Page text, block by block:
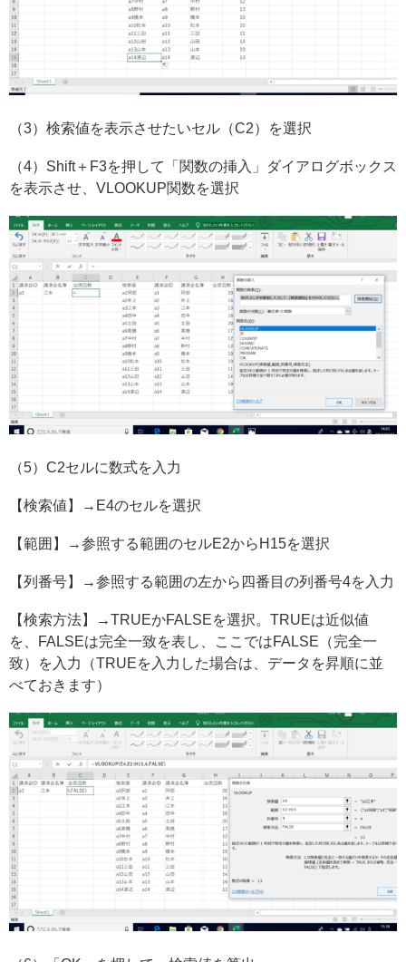
（3）検索値を表示させたいセル（C2）を選択
（4）Shift＋F3を押して「関数の挿入」ダイアログボックス
を表示させ、VLOOKUP関数を選択
（5）C2セルに数式を入力
【検索値】→E4のセルを選択
【範囲】→参照する範囲のセルE2からH15を選択
【列番号】→参照する範囲の左から四番目の列番号4を入力
【検索方法】→TRUEかFALSEを選択。TRUEは近似値
を、FALSEは完全一致を表し、ここではFALSE（完全一
致）を入力（TRUEを入力した場合は、データを昇順に並
べておきます）